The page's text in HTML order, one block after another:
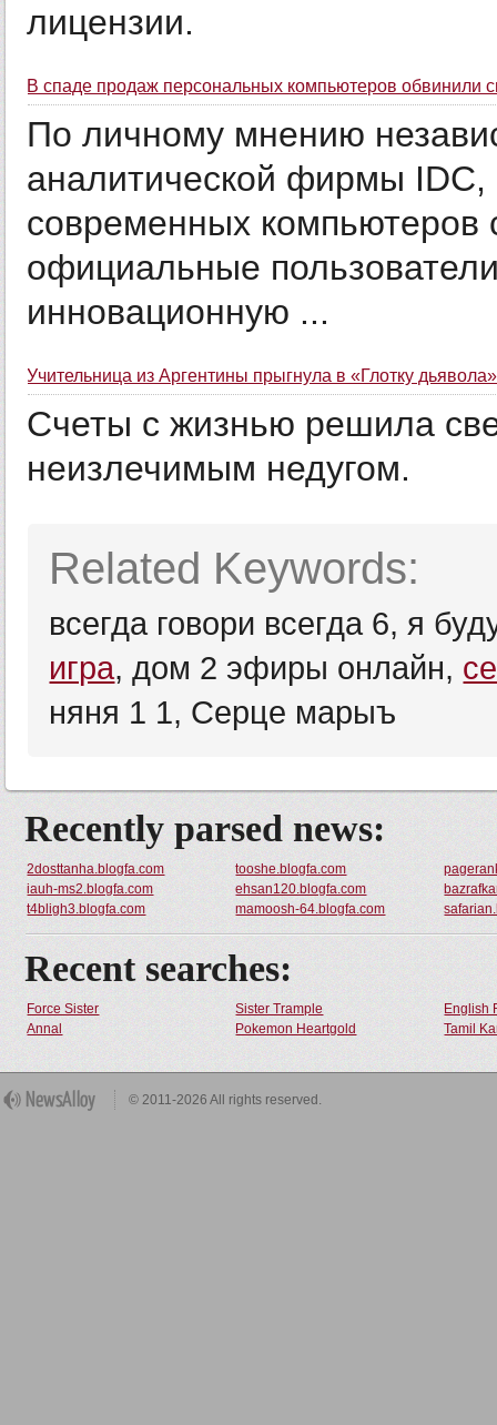
лицензии.
В спаде продаж персональных компьютеров обвинили
По личному мнению
аналитической фирмы
современных компьютеров
официальные
инновационную ...
Учительница из Аргентины прыгнула в «Глотку дьявола»
Счеты с жизнью решила
неизлечимым недугом.
Related Keywords:
всегда говори всегда 6, я
игра, дом 2 эфиры онлайн,
няня 1 1, Серце марыъ
Recently parsed news:
2dosttanha.blogfa.com tooshe.blogfa.com
iauh-ms2.blogfa.com
ehsan120.blogfa.com
t4bligh3.blogfa.com
mamoosh-64.blogfa.com
Recent searches:
Force Sister Sister Trample
English
Annal
Pokemon Heartgold Tamil
© 2011-2026 All rights reserved.